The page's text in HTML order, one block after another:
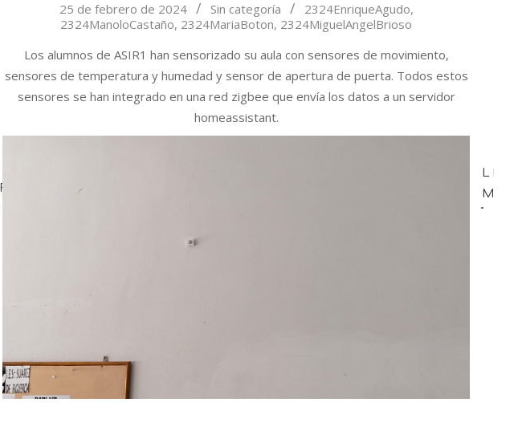
25 de febrero de 2024 Sin categoría 2324EnriqueAgudo,
2324ManoloCastaño, 2324MariaBoton, 2324MiguelAngelBrioso
Los alumnos de ASIR1 han sensorizado su aula con sensores de movimiento,
sensores de temperatura y humedad y sensor de apertura de puerta. Todos estos
sensores se han integrado en una red zigbee que envía los datos a un servidor
homeassistant.
MÁS